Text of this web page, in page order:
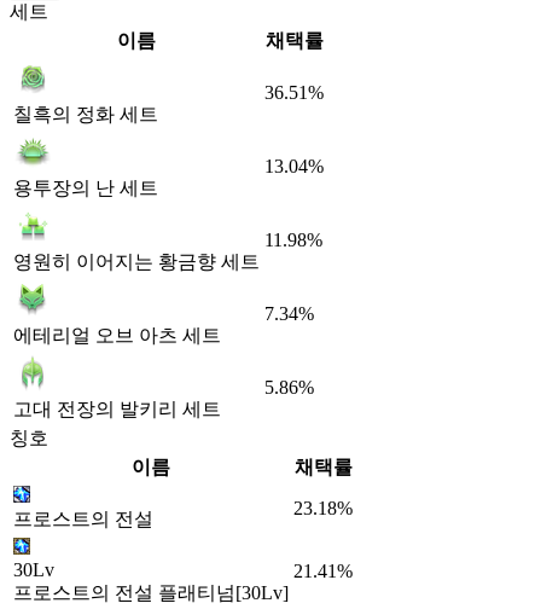
세트
이름
채택률
칠흑의 정화 세트
36.51%
용투장의 난 세트
13.04%
영원히 이어지는 황금향 세트
11.98%
에테리얼 오브 아츠 세트
7.34%
고대 전장의 발키리 세트
5.86%
칭호
이름
채택률
프로스트의 전설
23.18%
30Lv
프로스트의 전설 플래티넘[30Lv]
21.41%